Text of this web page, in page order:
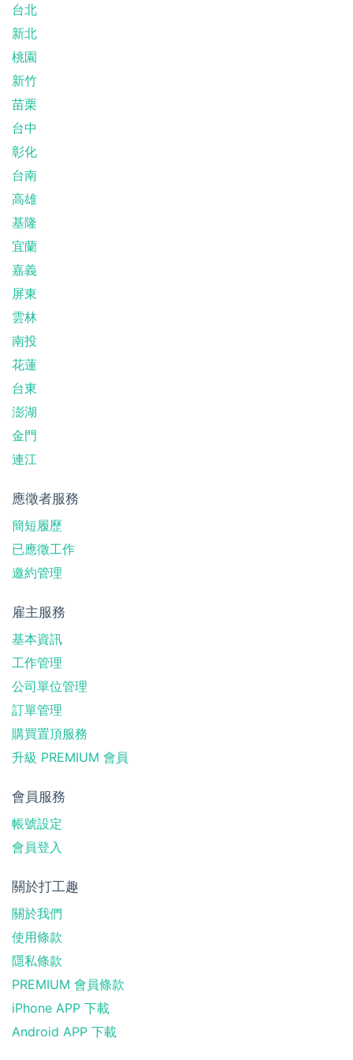
台北
新北
桃園
新竹
苗栗
台中
彰化
台南
高雄
基隆
宜蘭
嘉義
屏東
雲林
南投
花蓮
台東
澎湖
金門
連江
應徵者服務
簡短履歷
已應徵工作
邀約管理
雇主服務
基本資訊
工作管理
公司單位管理
訂單管理
購買置頂服務
升級 PREMIUM 會員
會員服務
帳號設定
會員登入
關於打工趣
關於我們
使用條款
隱私條款
PREMIUM 會員條款
iPhone APP 下載
Android APP 下載